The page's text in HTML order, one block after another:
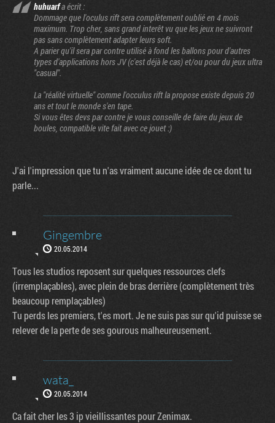
huhuarfa écrit :
Dommage que l'oculus rift sera complètement oublié en 4 mois
maximum. Trop cher, sans grand interêt vu que les jeux ne suivront
pas sans complètement adapter leurs soft.
A parier qu'il sera par contre utilisé à fond les ballons pour d'autres
types d'applications hors JV (c'est déjà le cas) et/ou pour du jeux ultra
"casual".
La "réalité virtuelle" comme l'occulus rift la propose existe depuis 20
ans et tout le monde s'en tape.
Si vous êtes devs par contre je vous conseille de faire du jeux de
boules, compatible vite fait avec ce jouet :)
J'ai l'impression que tu n'as vraiment aucune idée de ce dont tu
parle...
Gingembre
20.05.2014
Tous les studios reposent sur quelques ressources clefs
(irremplaçables), avec plein de bras derrière (complètement très
beaucoup remplaçables)
Tu perds les premiers, t'es mort. Je ne suis pas sur qu'id puisse se
relever de la perte de ses gourous malheureusement.
wata_
20.05.2014
Ca fait cher les 3 ip vieillissantes pour Zenimax.